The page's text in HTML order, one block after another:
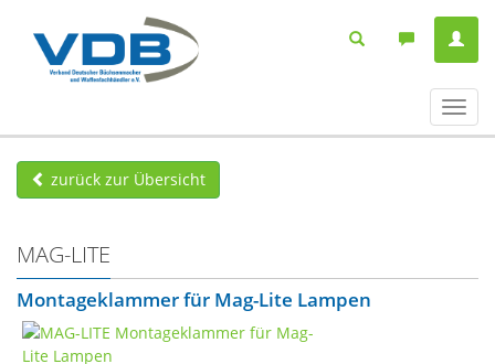
ein-/
zurück zur Übersicht
MAG-LITE
Montageklammer für Mag-Lite Lampen